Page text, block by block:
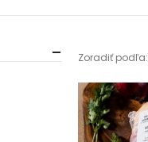
Zoradiť podľa: